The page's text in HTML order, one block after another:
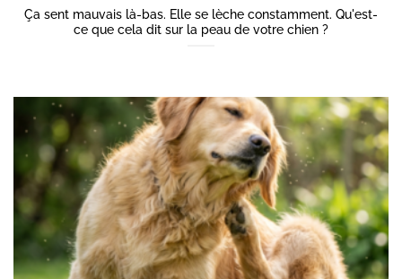
Ça sent mauvais là-bas. Elle se lèche constamment. Qu'est-
ce que cela dit sur la peau de votre chien ?